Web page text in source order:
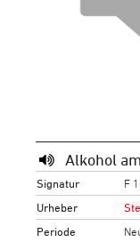
Alkohol
Signatur
F
Urheber
Periode